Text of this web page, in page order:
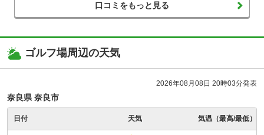
口コミをもっと見る
ゴルフ場周辺の天気
2026年08月08日 20時03分発表
奈良県 奈良市
日付 天気 気温（最高/最低）